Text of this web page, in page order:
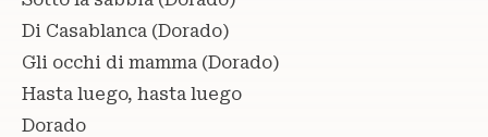
Di Casablanca (Dorado)
Gli occhi di mamma (Dorado)
Hasta luego, hasta luego
Dorado